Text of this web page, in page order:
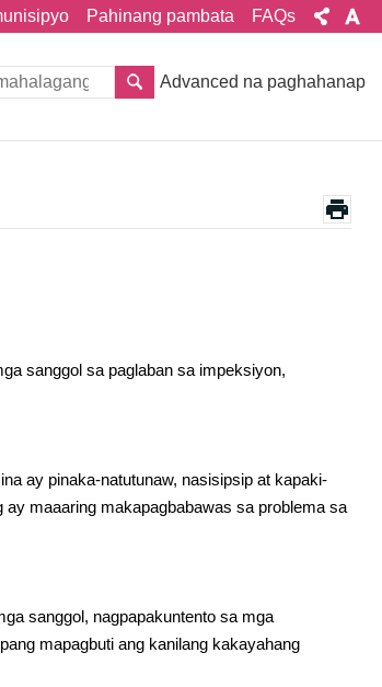
Pahinang pambata FAQs
Advanced na paghahanap
sanggol sa paglaban sa impeksiyon,
ay pinaka-natutunaw, nasisipsip at kapaki-
maaaring makapagbabawas sa problema sa
sanggol, nagpapakuntento sa mga
mapagbuti ang kanilang kakayahang